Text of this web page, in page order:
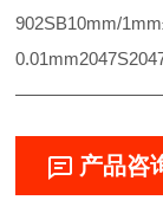
902SB10mm/
产品咨